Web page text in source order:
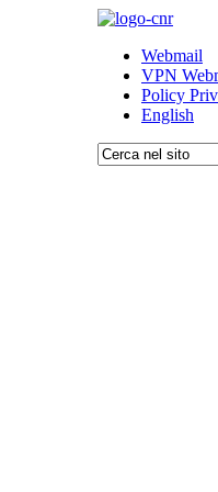
Webmail
VPN
Policy
English